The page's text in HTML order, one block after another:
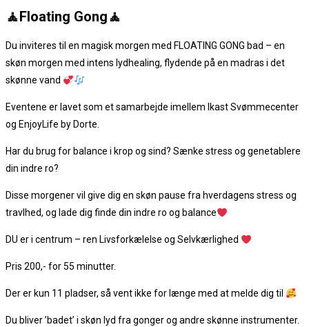
🧘Floating Gong🧘
Du inviteres til en magisk morgen med FLOATING GONG bad – en
skøn morgen med intens lydhealing, flydende på en madras i det
skønne vand
Eventene er lavet som et samarbejde imellem Ikast Svømmecenter
og EnjoyLife by Dorte.
Har du brug for balance i krop og sind? Sænke stress og genetablere
din indre ro?
Disse morgener vil give dig en skøn pause fra hverdagens stress og
travlhed, og lade dig finde din indre ro og balance
DU er i centrum – ren Livsforkælelse og Selvkærlighed
Pris 200,- for 55 minutter.
Der er kun 11 pladser, så vent ikke for længe med at melde dig til
Du bliver ’badet’ i skøn lyd fra gonger og andre skønne instrumenter.